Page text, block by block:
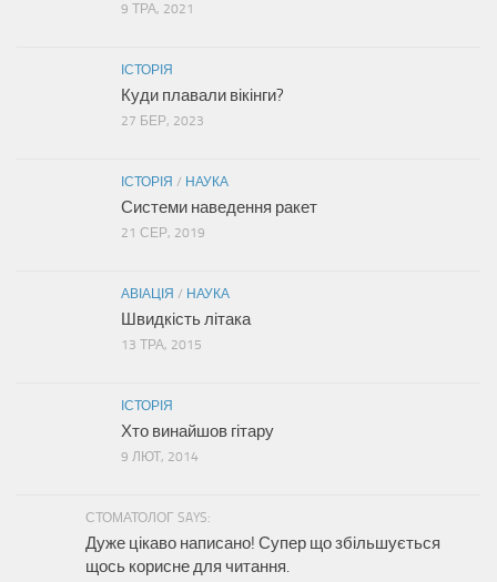
9 ТРА, 2021
ІСТОРІЯ
Куди плавали вікінги?
27 БЕР, 2023
ІСТОРІЯ / НАУКА
Системи наведення ракет
21 СЕР, 2019
АВІАЦІЯ / НАУКА
Швидкість літака
13 ТРА, 2015
ІСТОРІЯ
Хто винайшов гітару
9 ЛЮТ, 2014
СТОМАТОЛОГ SAYS:
Дуже цікаво написано! Супер що збільшується
щось корисне для читання.